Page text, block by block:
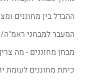
ההבדל בין מחוננים
המעבר למבחני ראמ"ה/
מבחן מחוננים - מה
כיתת מחוננים לעומת